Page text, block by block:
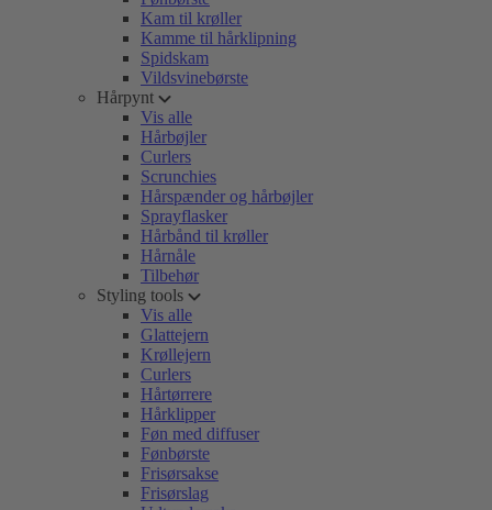
Kam til krøller
Kamme til hårklipning
Spidskam
Vildsvinebørste
Hårpynt
Vis alle
Hårbøjler
Curlers
Scrunchies
Hårspænder og hårbøjler
Sprayflasker
Hårbånd til krøller
Hårnåle
Tilbehør
Styling tools
Vis alle
Glattejern
Krøllejern
Curlers
Hårtørrere
Hårklipper
Føn med diffuser
Fønbørste
Frisørsakse
Frisørslag